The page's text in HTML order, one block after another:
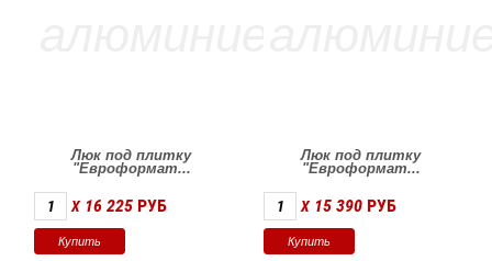
Люк под плитку
"Евроформат...
X 16 225 РУБ
Люк под плитку
"Евроформат...
X 15 390 РУБ